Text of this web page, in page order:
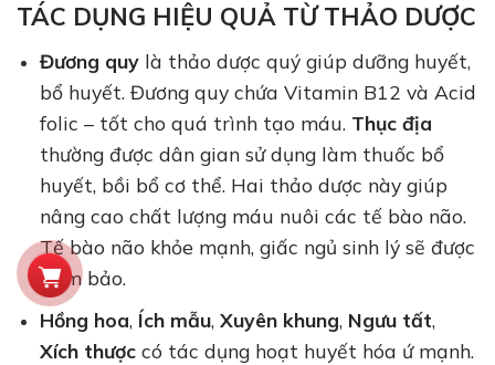
TÁC DỤNG HIỆU QUẢ TỪ THẢO DƯỢC
Đương quylà thảo dược quý giúp dưỡng huyết,
bổ huyết. Đương quy chứa Vitamin B12 và Acid
folic – tốt cho quá trình tạo máu. Thục địa
thường được dân gian sử dụng làm thuốc bổ
huyết, bồi bổ cơ thể. Hai thảo dược này giúp
nâng cao chất lượng máu nuôi các tế bào não.
Tế bào não khỏe mạnh, giấc ngủ sinh lý sẽ được
đảm bảo.
Hồng hoa, Ích mẫu, Xuyên khung, Ngưu tất,
Xích thượccó tác dụng hoạt huyết hóa ứ mạnh.